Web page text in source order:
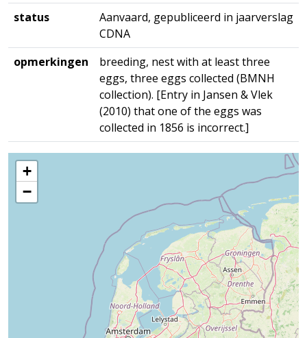
status
Aanvaard, gepubliceerd in jaarverslag
CDNA
opmerkingen
breeding, nest with at least three
eggs, three eggs collected (BMNH
collection). [Entry in Jansen & Vlek
(2010) that one of the eggs was
collected in 1856 is incorrect.]
+
−